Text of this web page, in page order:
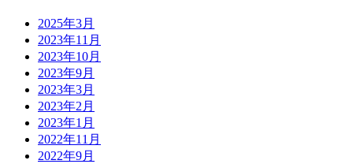
2025年3月
2023年11月
2023年10月
2023年9月
2023年3月
2023年2月
2023年1月
2022年11月
2022年9月